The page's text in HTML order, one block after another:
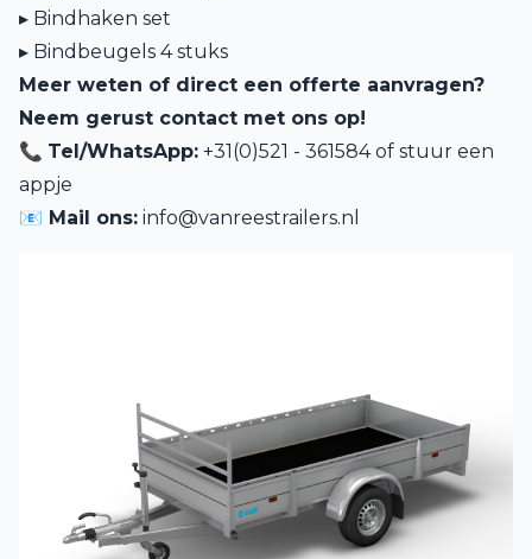
▸ Bindhaken set
▸ Bindbeugels 4 stuks
Meer weten of direct een offerte aanvragen?
Neem gerust contact met ons op!
📞 Tel/WhatsApp: +31(0)521 - 361584 of stuur een
appje
📧 Mail ons: info@vanreestrailers.nl